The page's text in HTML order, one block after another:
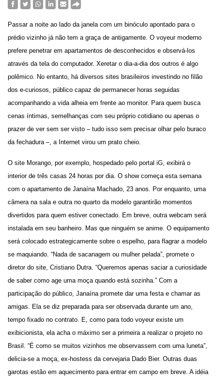
Passar a noite ao lado da janela com um binóculo apontado para o
prédio vizinho já não tem a graça de antigamente. O voyeur moderno
prefere penetrar em apartamentos de desconhecidos e observá-los
através da tela do computador. Xeretar o dia-a-dia dos outros é algo
polêmico. No entanto, há diversos sites brasileiros investindo no filão
dos e-curiosos, público capaz de permanecer horas seguidas
acompanhando a vida alheia em frente ao monitor. Para quem busca
cenas íntimas, semelhanças com seu próprio cotidiano ou apenas o
prazer de ver sem ser visto – tudo isso sem precisar olhar pelo buraco
da fechadura –, a Internet virou um prato cheio.
O site Morango, por exemplo, hospedado pelo portal iG, exibirá o
interior de três casas 24 horas por dia. O show começa esta semana
com o apartamento de Janaína Machado, 23 anos. Por enquanto, uma
câmera na sala e outra no quarto da modelo garantirão momentos
divertidos para quem estiver conectado. Em breve, outra webcam será
instalada em seu banheiro. Mas que ninguém se anime. O equipamento
será colocado estrategicamente sobre o espelho, para flagrar a modelo
se maquiando. “Nada de sacanagem ou mulher pelada”, promete o
diretor do site, Cristiano Dutra. “Queremos apenas saciar a curiosidade
de saber como age uma moça quando está sozinha.” Com a
participação do público, Janaína promete dar uma festa e chamar as
amigas. Ela se diz preparada para ser observada durante um ano,
tempo fixado no contrato. E, como para todo voyeur existe um
exibicionista, ela acha o máximo ser a primeira a realizar o projeto no
Brasil. “É como se muitos vizinhos me observassem com uma luneta”,
delicia-se a moça, ex-hostess da cervejaria Dado Bier. Outras duas
garotas estão em aquecimento para entrar em campo em breve. A idéia